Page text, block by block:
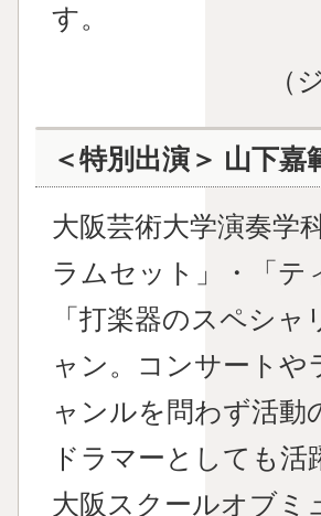
す。
（
＜特別出演＞ 山下
大阪芸術大学演奏学
ラムセット」・「テ
「打楽器のスペシ
ャン。コンサート
ャンルを問わず活動
ドラマーとしても活
大阪スクールオブミ